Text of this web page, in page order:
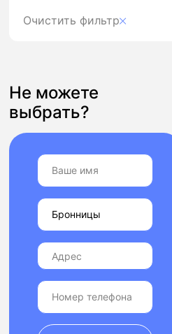
Очистить фильтр
Не можете
выбрать?